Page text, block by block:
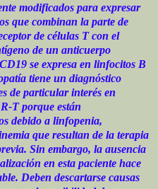
modificados para expresar
que combinan la parte de
de células T con el
de un anticuerpo
se expresa en linfocitos B
tiene un diagnóstico
de particular interés en
T porque están
debido a linfopenia,
que resultan de la terapia
Sin embargo, la ausencia
en esta paciente hace
Deben descartarse causas